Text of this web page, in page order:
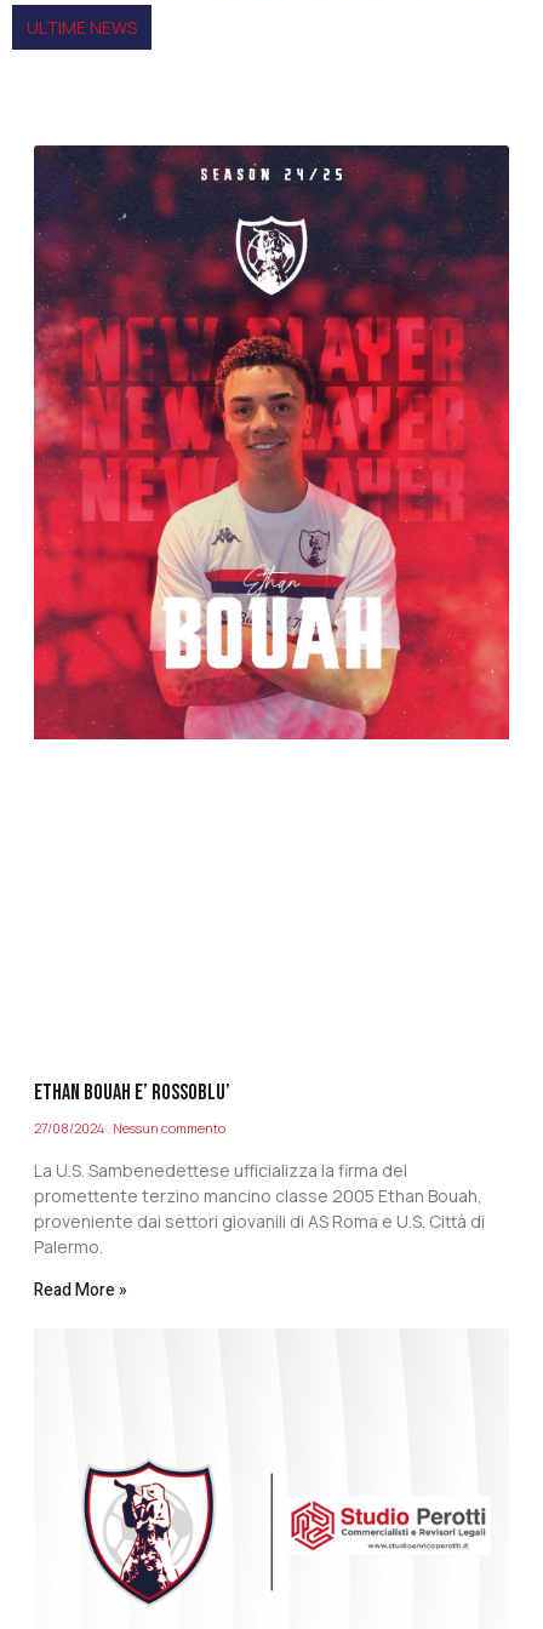
ULTIME NEWS
ETHAN BOUAH E’ ROSSOBLU’
27/08/2024 Nessun commento
La U.S. Sambenedettese ufficializza la firma del
promettente terzino mancino classe 2005 Ethan Bouah,
proveniente dai settori giovanili di AS Roma e U.S. Città di
Palermo.
Read More »